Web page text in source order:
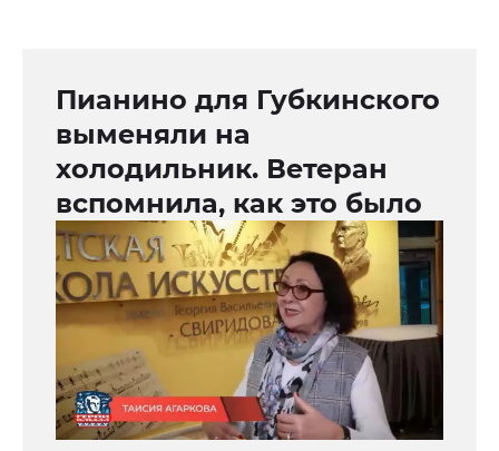
Пианино для Губкинского
выменяли на
холодильник. Ветеран
вспомнила, как это было